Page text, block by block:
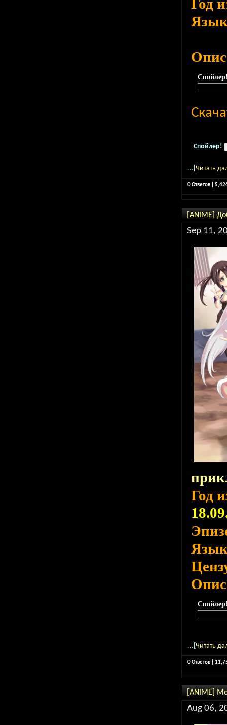
Год
Спойлер!
...[ Читать
0 Ответов |
[ANIME]
Sep 11,
Год
...[ Читать
0 Ответов |
[ANIME]
Aug 06,